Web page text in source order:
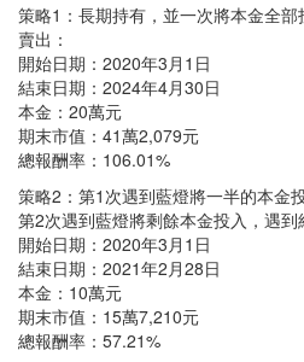
策略1：長期持有，並一次將本金全
賣出：
開始日期：2020年3月1日
結束日期：2024年4月30日
本金：20萬元
期末市值：41萬2,079元
總報酬率：106.01%
策略2：第1次遇到藍燈將一半的本金
第2次遇到藍燈將剩餘本金投入，遇到
開始日期：2020年3月1日
結束日期：2021年2月28日
本金：10萬元
期末市值：15萬7,210元
總報酬率：57.21%